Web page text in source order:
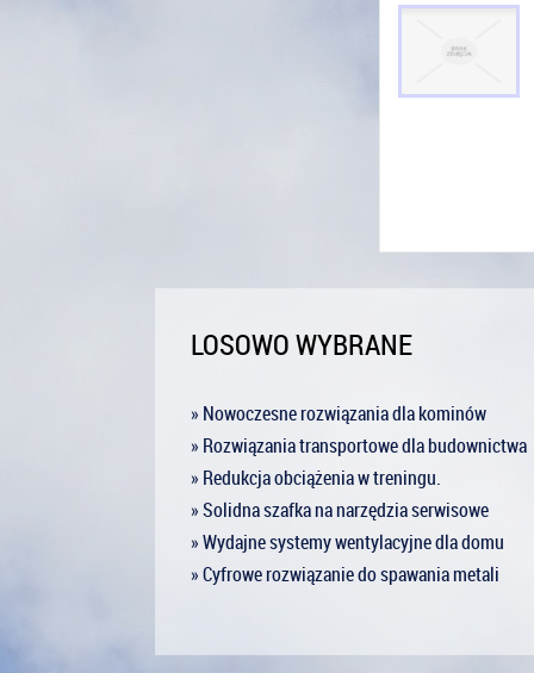
LOSOWO WYBRANE
» Nowoczesne rozwiązania dla kominów
» Rozwiązania transportowe dla budownictwa
» Redukcja obciążenia w treningu.
» Solidna szafka na narzędzia serwisowe
» Wydajne systemy wentylacyjne dla domu
» Cyfrowe rozwiązanie do spawania metali